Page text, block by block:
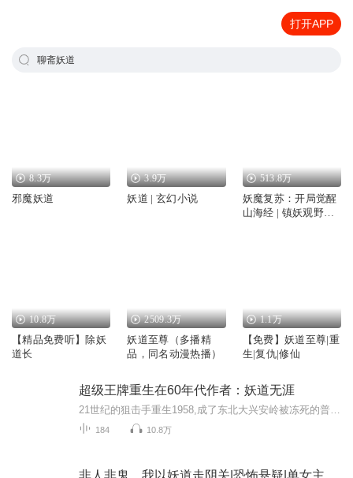
打开APP
聊斋妖道
8.3万
邪魔妖道
3.9万
妖道 | 玄幻小说
513.8万
妖魔复苏：开局觉醒
山海经 | 镇妖观野蛮
10.8万
【精品免费听】除妖
道长
2509.3万
妖道至尊（多播精
品，同名动漫热播）
1.1万
【免费】妖道至尊|重
生|复仇|修仙
超级王牌重生在60年代作者：妖道无涯
184 10.8万
非人非鬼，我以妖道走阴关|恐怖悬疑|单女主